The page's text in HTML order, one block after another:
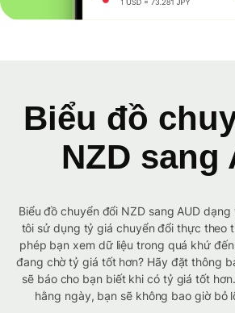
Biểu đồ
NZD sang
Biểu đồ chuyển đổi NZD sang AUD
tôi sử dụng tỷ giá chuyển đổi thực theo
phép bạn xem dữ liệu trong quá khứ
đang chờ tỷ giá tốt hơn? Hãy đặt thông
sẽ báo cho bạn biết khi có tỷ giá tốt
hằng ngày, bạn sẽ không bao giờ bỏ